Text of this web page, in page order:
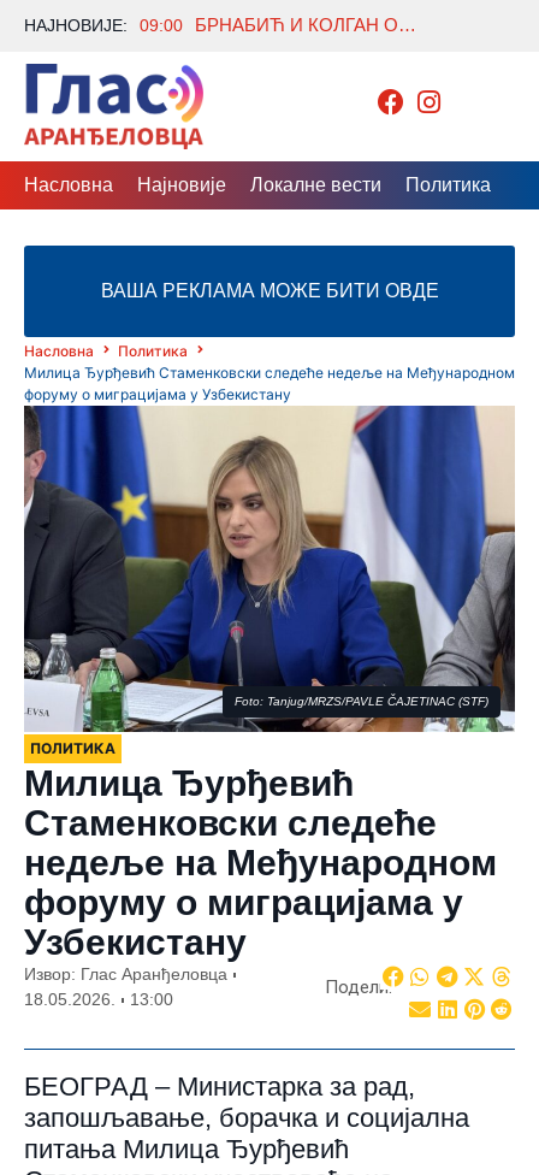
НАЈНОВИЈЕ: 09:00 БРНАБИЋ И КОЛГАН О ЕВРОПСКОМ ПУТУ СРБИЈЕ И ЈАЧАЊУ САРАДЊЕ СА ИРСКОМ
Насловна Најновије Локалне вести Политика
ВАША РЕКЛАМА МОЖЕ БИТИ ОВДЕ
Насловна
Политика
Милица Ђурђевић Стаменковски следеће недеље на Међународном
форуму о миграцијама у Узбекистану
Foto: Tanjug/MRZS/PAVLE ČAJETINAC (STF)
ПОЛИТИКА
Милица Ђурђевић
Стаменковски следеће
недеље на Међународном
форуму о миграцијама у
Узбекистану
Извор: Глас Аранђеловца
18.05.2026.
13:00
Подели:
БЕОГРАД – Министарка за рад,
запошљавање, борачка и социјална
питања Милица Ђурђевић